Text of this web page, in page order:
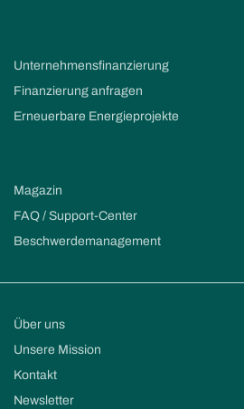
Unternehmensfinanzierung
Finanzierung anfragen
Erneuerbare Energieprojekte
Magazin
FAQ / Support-Center
Beschwerdemanagement
Über uns
Unsere Mission
Kontakt
Newsletter